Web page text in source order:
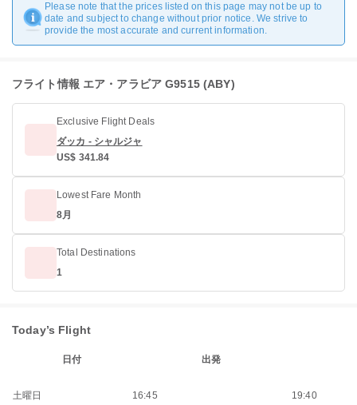
Please note that the prices listed on this page may not be up to
date and subject to change without prior notice. We strive to
provide the most accurate and current information.
フライト情報 エア・アラビア G9515 (ABY)
Exclusive Flight Deals
ダッカ - シャルジャ
US$ 341.84
Lowest Fare Month
8月
Total Destinations
1
Today’s Flight
日付 出発
土曜日
16:45
19:40